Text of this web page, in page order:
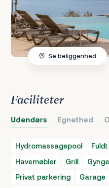
Se beliggenhed
Faciliteter
Udendørs Egnethed
Hydromassagepool
Havemøbler
Grill Gynge
Privat parkering
Garage